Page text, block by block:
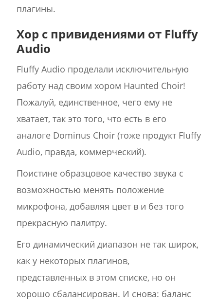
плагины.
Хор с привидениями от Fluffy
Audio
Fluffy Audio проделали исключительную
работу над своим хором Haunted Choir!
Пожалуй, единственное, чего ему не
хватает, так это того, что есть в его
аналоге Dominus Choir (тоже продукт Fluffy
Audio, правда, коммерческий).
Поистине образцовое качество звука с
возможностью менять положение
микрофона, добавляя цвет в и без того
прекрасную палитру.
Его динамический диапазон не так широк,
как у некоторых плагинов,
представленных в этом списке, но он
хорошо сбалансирован. И снова: баланс